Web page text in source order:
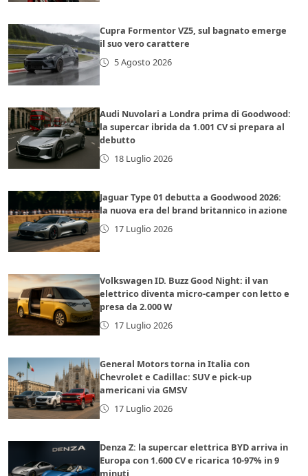
Cupra Formentor VZ5, sul bagnato emerge
il suo vero carattere
5 Agosto 2026
Audi Nuvolari a Londra prima di Goodwood:
la supercar ibrida da 1.001 CV si prepara al
debutto
18 Luglio 2026
Jaguar Type 01 debutta a Goodwood 2026:
la nuova era del brand britannico in azione
17 Luglio 2026
Volkswagen ID. Buzz Good Night: il van
elettrico diventa micro-camper con letto e
presa da 2.000 W
17 Luglio 2026
General Motors torna in Italia con
Chevrolet e Cadillac: SUV e pick-up
americani via GMSV
17 Luglio 2026
Denza Z: la supercar elettrica BYD arriva in
Europa con 1.600 CV e ricarica 10-97% in 9
minuti